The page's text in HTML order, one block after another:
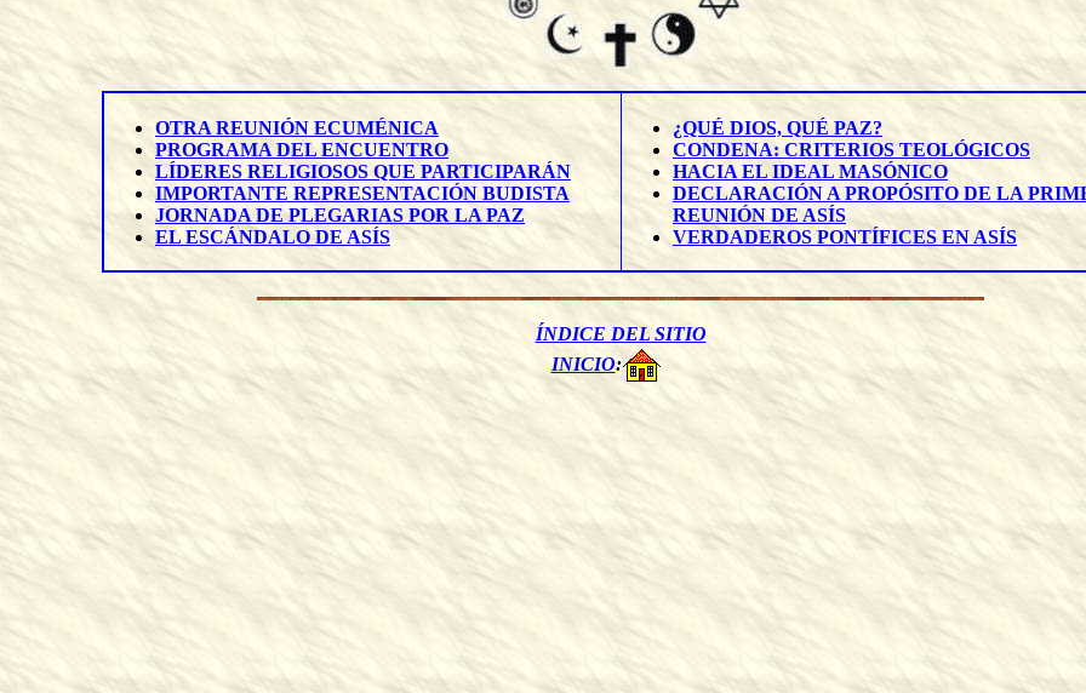
OTRA REUNIÓN ECUMÉNICA
PROGRAMA DEL ENCUENTRO
LÍDERES RELIGIOSOS QUE PARTICIPARÁN
IMPORTANTE REPRESENTACIÓN BUDISTA
JORNADA DE PLEGARIAS POR LA PAZ
EL ESCÁNDALO DE ASÍS
¿QUÉ DIOS, QUÉ PAZ?
CONDENA: CRITERIOS TEOLÓGICOS
HACIA EL IDEAL MASÓNICO
DECLARACIÓN A PROPÓSITO DE LA
REUNIÓN DE ASÍS
VERDADEROS PONTÍFICES EN ASÍS
ÍNDICE DEL SITIO
INICIO: